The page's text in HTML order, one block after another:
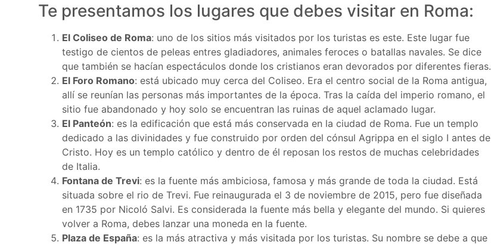
Te presentamos los lugares que debes visitar en Roma:
El Coliseo de Roma: uno de los sitios más visitados por los turistas es este. Este lugar fue
testigo de cientos de peleas entres gladiadores, animales feroces o batallas navales. Se dice
que también se hacían espectáculos donde los cristianos eran devorados por diferentes fieras.
El Foro Romano: está ubicado muy cerca del Coliseo. Era el centro social de la Roma antigua,
allí se reunían las personas más importantes de la época. Tras la caída del imperio romano, el
sitio fue abandonado y hoy solo se encuentran las ruinas de aquel aclamado lugar.
El Panteón: es la edificación que está más conservada en la ciudad de Roma. Fue un templo
dedicado a las divinidades y fue construido por orden del cónsul Agrippa en el siglo I antes de
Cristo. Hoy es un templo católico y dentro de él reposan los restos de muchas celebridades
de Italia.
Fontana de Trevi: es la fuente más ambiciosa, famosa y más grande de toda la ciudad. Está
situada sobre el rio de Trevi. Fue reinaugurada el 3 de noviembre de 2015, pero fue diseñada
en 1735 por Nicoló Salvi. Es considerada la fuente más bella y elegante del mundo. Si quieres
volver a Roma, debes lanzar una moneda en la fuente.
Plaza de España: es la más atractiva y más visitada por los turistas. Su nombre se debe a que